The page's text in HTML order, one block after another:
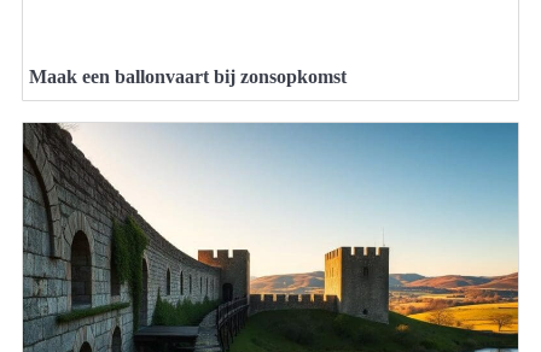
Maak een ballonvaart bij zonsopkomst